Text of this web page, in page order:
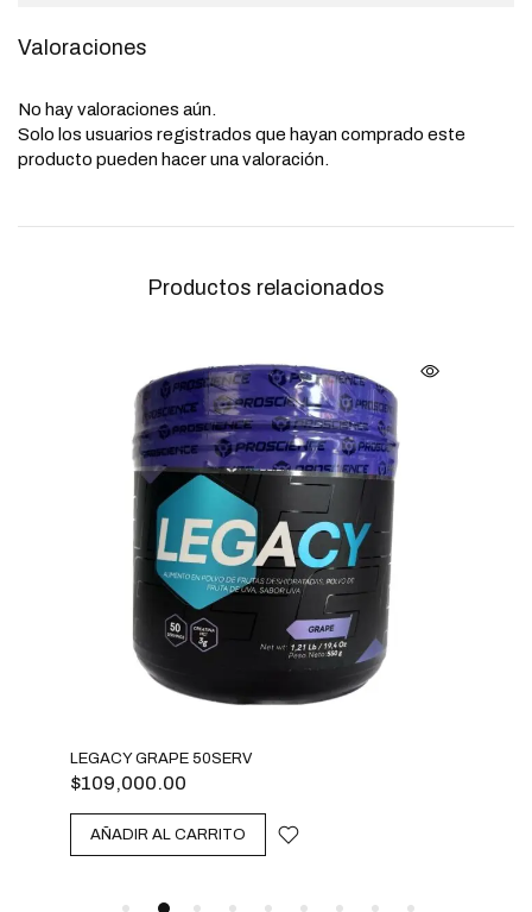
Valoraciones
No hay valoraciones aún.
Solo los usuarios registrados que hayan comprado este
producto pueden hacer una valoración.
Productos relacionados
LEGACY GRAPE 50SERV
$109,000.00
AÑADIR AL CARRITO